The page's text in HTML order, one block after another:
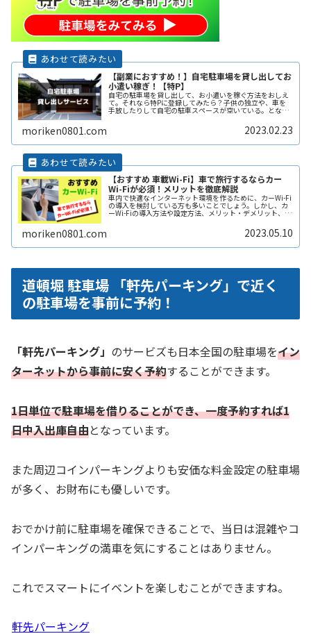
【副業におすすめ！】自宅駐車場を貸し出してお
小遣い稼ぎ！【特P】
自宅の駐車場を貸し出して、お小遣いを稼ぐ方法をおしえ
て。それなら特Pに登録してみたら？子供の独立や、車を
手放したりして自宅の駐車スペースが空いている。となり
の土地の空きスペースを有効に活用したい。自宅駐車場を
貸すと副収入になると聞いたことがReadMore...
moriken0801.com 2023.02.23
【おすすめ 車載Wi-Fi】車で旅行するならカー
Wi-Fiが必須！メリットを徹底解説
車内で快適なインターネット環境を作るために、カーWi-Fi
の導入を検討している方も多いことでしょう。しかし、カ
ーWi-Fiの導入方法や設定方法、メリット・デメリット、注
moriken0801.com 2023.05.10
道頓堀 駐車場 「軒先パーキング」で近く
の駐車場を事前に予約！
「軒先パーキング」 のサービズも日本全国の駐車場をイン
ターネットから事前に安く予約することができます。
1日単位で駐車場を借りることができ、一度予約すれば1
日中入出庫自由となっています。
また周辺コインパーキングよりも安価な料金設定の駐車場
が多く、お財布にも優しいです。
おでかけ前に駐車場を確保できることで、当日は混雑やコ
インパーキングの満車を気にすることはありません。
これでスマートにイベントを楽しむことができますね。
軒先パーキング